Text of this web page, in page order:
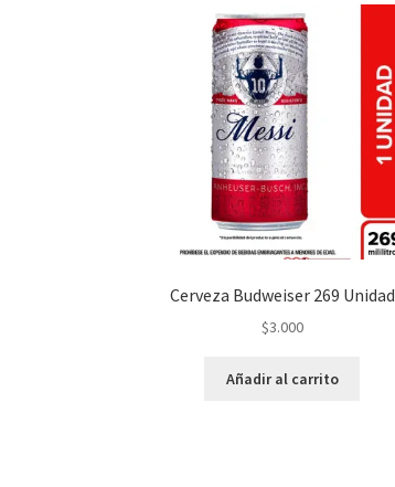
Cerveza Budweiser 269 Unidad
$3.000
Añadir al carrito